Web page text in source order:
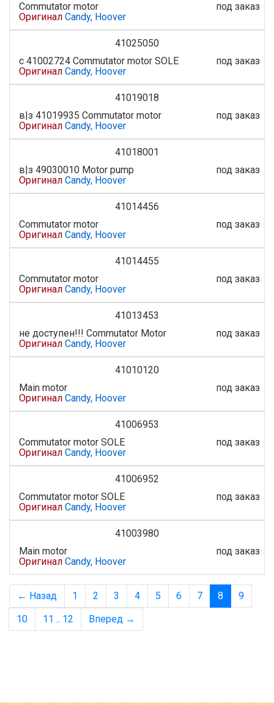
Commutator motor
Оригинал Candy, Hoover
под заказ
41025050
с 41002724 Commutator motor SOLE
Оригинал Candy, Hoover
под заказ
41019018
в|з 41019935 Commutator motor
Оригинал Candy, Hoover
под заказ
41018001
в|з 49030010 Motor pump
Оригинал Candy, Hoover
под заказ
41014456
Commutator motor
Оригинал Candy, Hoover
под заказ
41014455
Commutator motor
Оригинал Candy, Hoover
под заказ
41013453
не доступен!!! Commutator Motor
Оригинал Candy, Hoover
под заказ
41010120
Main motor
Оригинал Candy, Hoover
под заказ
41006953
Commutator motor SOLE
Оригинал Candy, Hoover
под заказ
41006952
Commutator motor SOLE
Оригинал Candy, Hoover
под заказ
41003980
Main motor
Оригинал Candy, Hoover
под заказ
← Назад 1 2 3 4 5 6 7 8
9
10
11 .. 12 Вперед →